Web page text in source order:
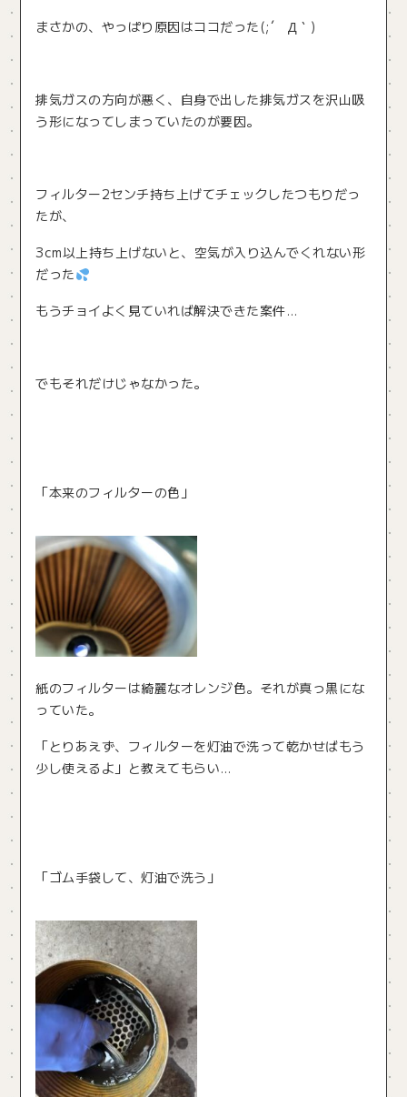
まさかの、やっぱり原因はココだった(;´ Д｀)
排気ガスの方向が悪く、自身で出した排気ガスを沢山吸
う形になってしまっていたのが要因。
フィルター2センチ持ち上げてチェックしたつもりだっ
たが、
3cm以上持ち上げないと、空気が入り込んでくれない形
だった
もうチョイよく見ていれば解決できた案件…
でもそれだけじゃなかった。
「本来のフィルターの色」
紙のフィルターは綺麗なオレンジ色。それが真っ黒にな
っていた。
「とりあえず、フィルターを灯油で洗って乾かせばもう
少し使えるよ」と教えてもらい…
「ゴム手袋して、灯油で洗う」